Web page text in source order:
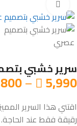
سرير خشبي
 5,990
–
اقتني هذا السرير
رقيقة فقط عند الحاجة.